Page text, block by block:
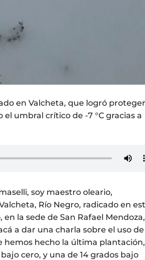
en Valcheta, que logró proteger
umbral crítico de -7 °C gracias a
soy maestro oleario,
Río Negro, radicado en
la sede de San Rafael
a dar una charla sobre el uso de
hemos hecho la última plantación,
cero, y una de 14 grados bajo